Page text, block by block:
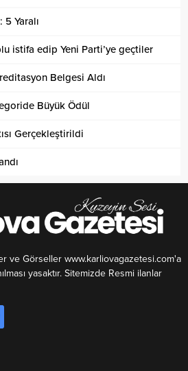
5 Yaralı
istifa edip Yeni Parti’ye geçtiler
Belgesi Aldı
Büyük Ödül
Gerçekleştirildi
ve Görseller www.karliovagazetesi.com'a
yasaktır. Sitemizde Resmi ilanlar